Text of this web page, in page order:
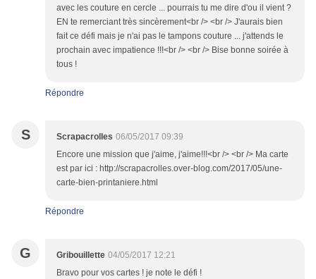
avec les couture en cercle ... pourrais tu me dire d'ou il vient ?
EN te remerciant très sincèrement<br /> <br /> J'aurais bien
fait ce défi mais je n'ai pas le tampons couture ... j'attends le
prochain avec impatience !!!<br /> <br /> Bise bonne soirée à
tous !
Répondre
S Scrapacrolles 06/05/2017 09:39
Encore une mission que j'aime, j'aime!!!<br /> <br /> Ma carte
est par ici : http://scrapacrolles.over-blog.com/2017/05/une-
carte-bien-printaniere.html
Répondre
G Gribouillette 04/05/2017 12:21
Bravo pour vos cartes ! je note le défi !